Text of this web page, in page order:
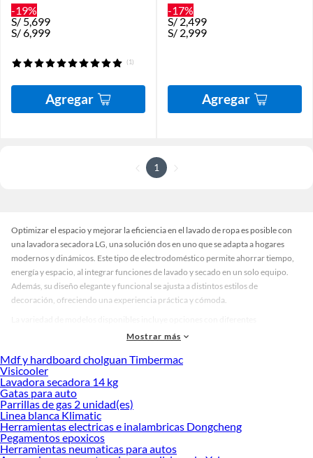
-19%
S/5,699
S/6,999
(1)
Agregar
-17%
S/2,499
S/ 2,999
Agregar
1
Optimizar el espacio y mejorar la eficiencia en el lavado de ropa es posible con
una lavadora secadora LG, una solución dos en uno que se adapta a hogares
modernos y dinámicos. Este tipo de electrodoméstico permite ahorrar tiempo,
energía y espacio, al integrar funciones de lavado y secado en un solo equipo.
Además, su diseño elegante y funcional se ajusta a distintos estilos de
decoración, ofreciendo una experiencia práctica y cómoda.
capacidades, colores y acabados, como acero inoxidable, blanco brillante o
con funciones inteligentes que detectan el tipo de carga y ajustan
automáticamente el ciclo. Esto se traduce en mayor cuidado para tus prendas y
menor consumo de recursos. También destacan por su funcionamiento
silencioso y su tecnología de vapor, ideal para eliminar olores y arrugas sin
esfuerzo.
Si estás buscando una solución integral para tu lavandería, esta categoría es una
excelente alternativa. Las lavadoras secadoras LG combinan innovación,
Mostrar más
Mdf y hardboard cholguan Timbermac
Visicooler
Lavadora secadora 14 kg
Gatas para auto
Parrillas de gas 2 unidad(es)
Linea blanca Klimatic
Herramientas electricas e inalambricas Dongcheng
Pegamentos epoxicos
Herramientas neumaticas para autos